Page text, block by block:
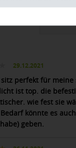
29.12.2021
sitz perfekt für
ist top. die
wie fest sie
könnte es
geben.